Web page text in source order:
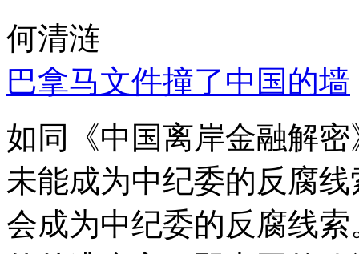
何清涟
巴拿马文件撞了中国的墙
如同《中国离岸金融解
未能成为中纪委的反腐
会成为中纪委的反腐线